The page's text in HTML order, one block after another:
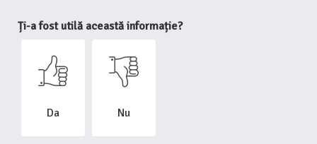
Ți-a fost utilă această informație?
Da Nu